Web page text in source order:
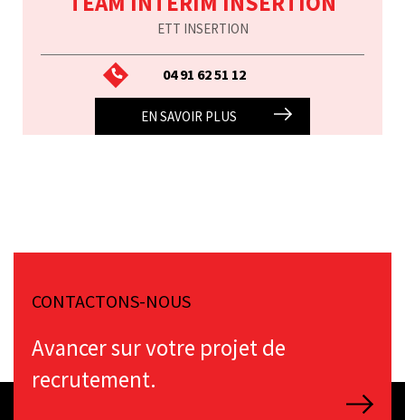
ETT INSERTION
04 91 62 51 12
EN SAVOIR PLUS
CONTACTONS-NOUS
Avancer sur votre projet de
recrutement.